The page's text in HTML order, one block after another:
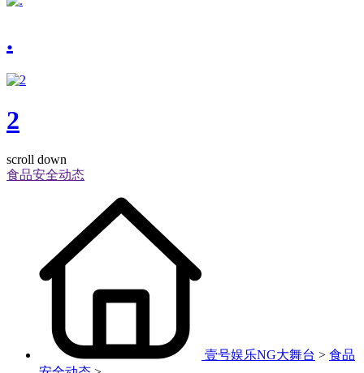
.
2
scroll down
食品安全动态
壹号娱乐NG大舞台 > 食品